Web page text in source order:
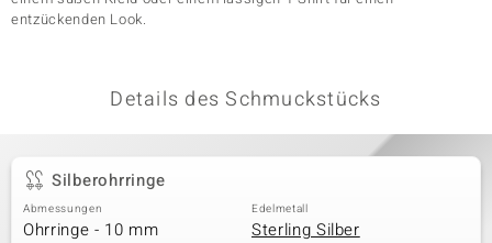
entzückenden Look.
Details des Schmuckstücks
Silberohrringe
Abmessungen
Ohrringe - 10 mm
Edelmetall
Sterling Silber